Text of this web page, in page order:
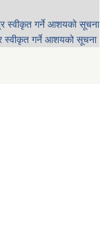
स्वीकृत गर्ने आशयको सूचना
स्वीकृत गर्ने आशयको सूचना